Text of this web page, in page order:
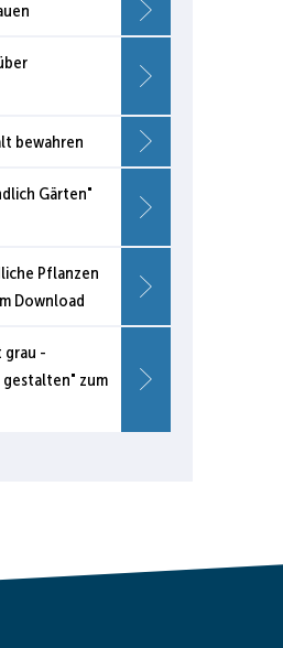
bewahren
Gärten"
Pflanzen
Download
grau -
zum